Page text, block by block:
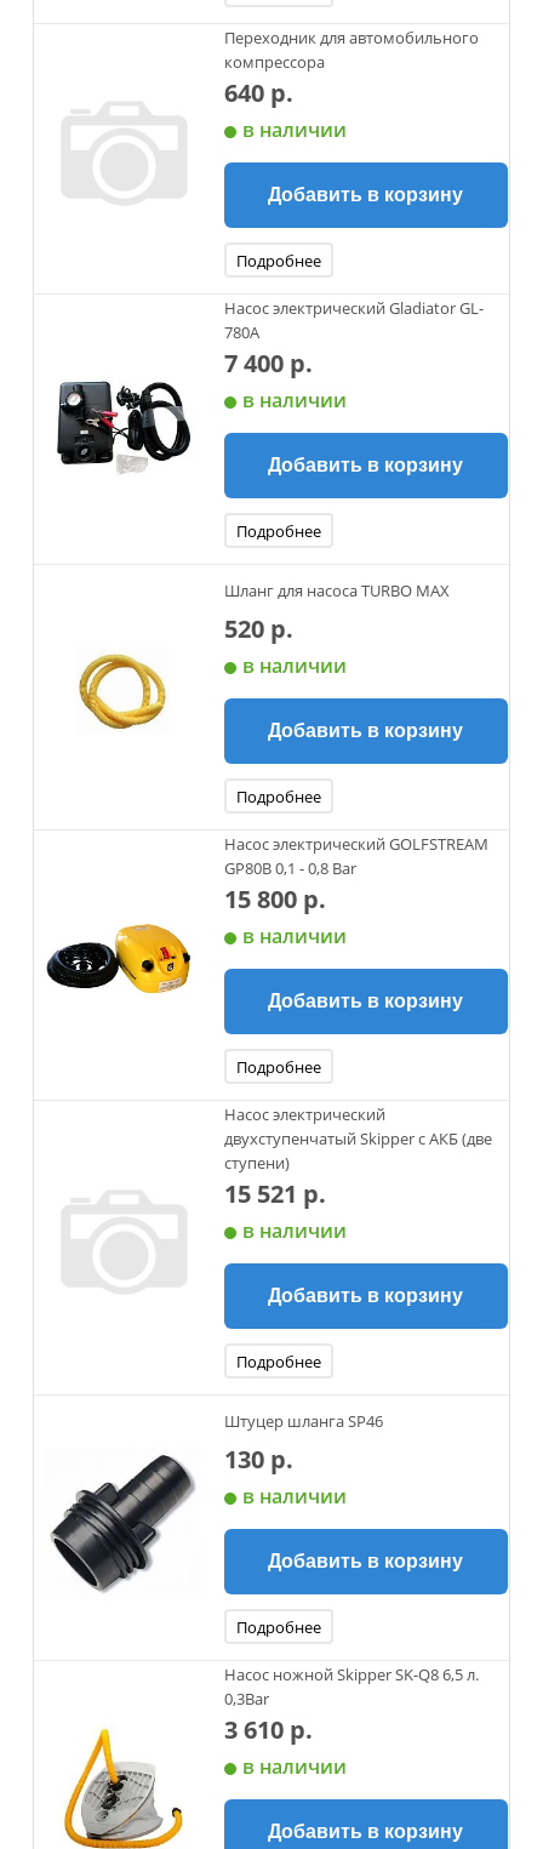
Переходник для автомобильного
компрессора
640 р.
в наличии
Добавить в корзину
Подробнее
Насос электрический Gladiator GL-
780A
7 400 р.
в наличии
Добавить в корзину
Подробнее
Шланг для насоса TURBO MAX
520 р.
в наличии
Добавить в корзину
Подробнее
Насос электрический GOLFSTREAM
GP80В 0,1 - 0,8 Bar
15 800 р.
в наличии
Добавить в корзину
Подробнее
Насос электрический
двухступенчатый Skipper с АКБ (две
ступени)
15 521 р.
в наличии
Добавить в корзину
Подробнее
Штуцер шланга SP46
130 р.
в наличии
Добавить в корзину
Подробнее
Насос ножной Skipper SK-Q8 6,5 л.
0,3Bar
3 610 р.
в наличии
Добавить в корзину